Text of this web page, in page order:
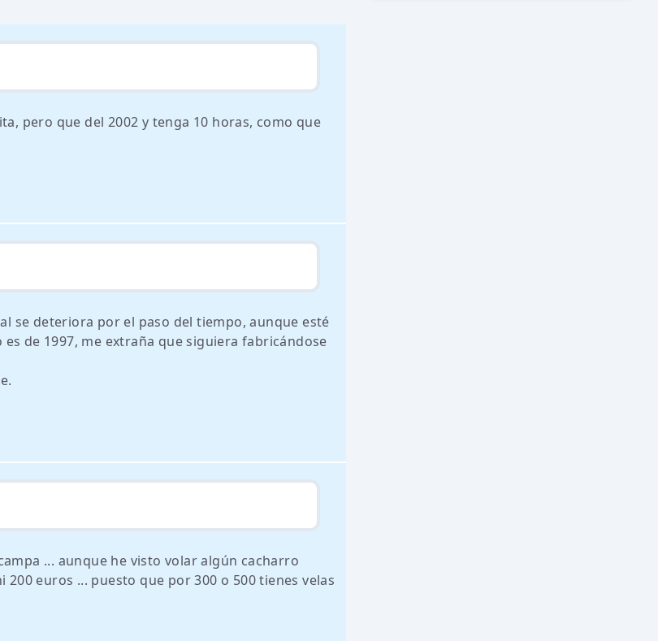
pero que del 2002 y tenga 10 horas, como que
se deteriora por el paso del tiempo, aunque esté
de 1997, me extraña que siguiera fabricándose
... aunque he visto volar algún cacharro
euros ... puesto que por 300 o 500 tienes velas